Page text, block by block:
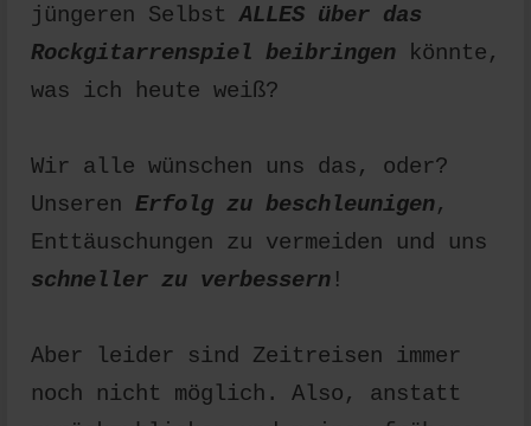
jüngeren SelbstALLES über das
Rockgitarrenspiel beibringen könnte,
was ich heute weiß?
Wir alle wünschen uns das, oder?
Unseren Erfolg zu beschleunigen,
Enttäuschungen zu vermeiden und uns
schneller zu verbessern !
Aber leider sind Zeitreisen immer
noch nicht möglich. Also, anstatt